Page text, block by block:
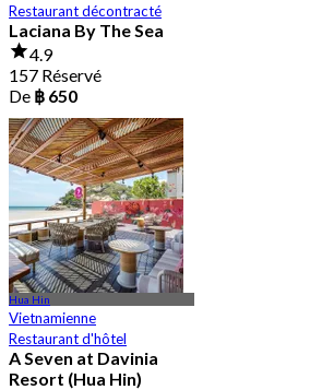
Restaurant décontracté
Laciana By The Sea
4.9
157 Réservé
De ฿ 650
Hua Hin
Vietnamienne
Restaurant d'hôtel
A Seven at Davinia
Resort (Hua Hin)